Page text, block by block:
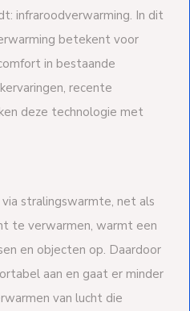
infraroodverwarming. In dit
betekent voor
in bestaande
recente
deze technologie met
stralingswarmte, net als
te verwarmen, warmt een
en objecten op. Daardoor
aan en gaat er minder
van lucht die